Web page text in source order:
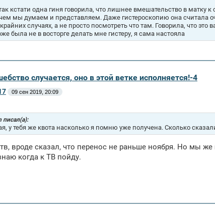
кстати одна гиня говорила, что лишнее вмешательство в матку
мы думаем и представляем. Даже гистероскопию она считала
случаях, а не просто посмотреть что там. Говорила, что
была не в восторге делать мне гистеру, я сама настояла
случается, оно в этой ветке исполняется!-4
09 сен 2019, 20:09
писал(а):
у тебя же квота насколько я помню уже получена. Сколько
вроде сказал, что перенос не раньше ноября. Но мы
когда к ТВ пойду.